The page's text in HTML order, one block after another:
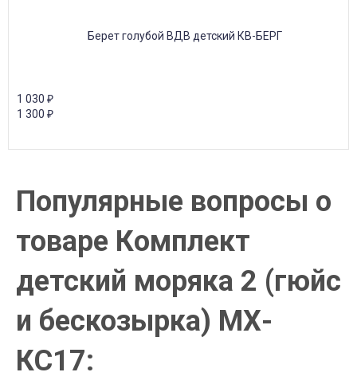
1 030 ₽
1 300 ₽
Популярные вопросы о
товаре Комплект
детский моряка 2 (гюйс
и бескозырка) МХ-
КС17: